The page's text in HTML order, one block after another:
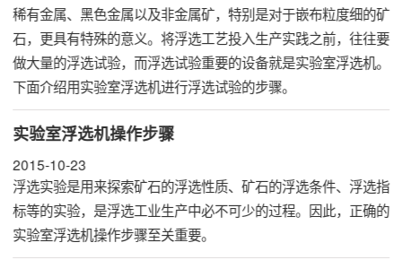
稀有金属、黑色金属以及非金属矿，特别是对于嵌布粒度细的矿
石，更具有特殊的意义。将浮选工艺投入生产实践之前，往往要
做大量的浮选试验，而浮选试验重要的设备就是实验室浮选机。
下面介绍用实验室浮选机进行浮选试验的步骤。
实验室浮选机操作步骤
2015-10-23
浮选实验是用来探索矿石的浮选性质、矿石的浮选条件、浮选指
标等的实验，是浮选工业生产中必不可少的过程。因此，正确的
实验室浮选机操作步骤至关重要。